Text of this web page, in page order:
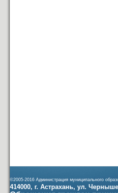
©2005-2016 Администрация муниципального
414000, г. Астрахань, ул.